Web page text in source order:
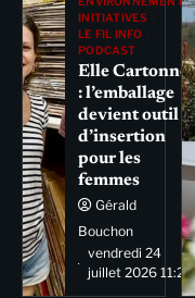
INITIATIVES
LE FIL INFO
PODCAST
Elle Cartonne
: l’emballage
devient outil
d’insertion
pour les
femmes
Gérald
Bouchon
vendredi 24
juillet 2026 11:29